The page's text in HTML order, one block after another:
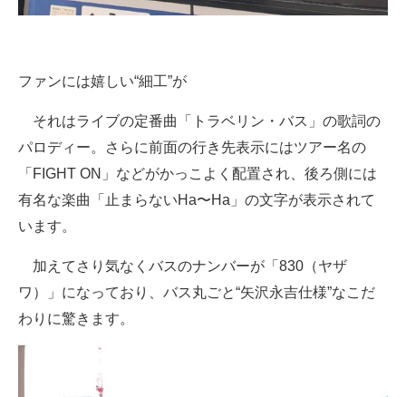
ファンには嬉しい“細工”が
それはライブの定番曲「トラベリン・バス」の歌詞の
パロディー。さらに前面の行き先表示にはツアー名の
「FIGHT ON」などがかっこよく配置され、後ろ側には
有名な楽曲「止まらないHa〜Ha」の文字が表示されて
います。
加えてさり気なくバスのナンバーが「830（ヤザ
ワ）」になっており、バス丸ごと“矢沢永吉仕様”なこだ
わりに驚きます。